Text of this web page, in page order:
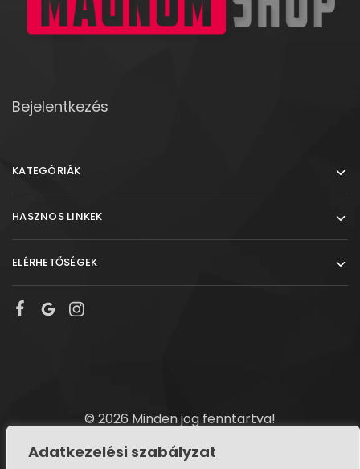
Adatkezelési szabályzat
Bejelentkezés
KATEGÓRIÁK
HASZNOS LINKEK
ELÉRHETŐSÉGEK
© 2026 Minden jog fenntartva!